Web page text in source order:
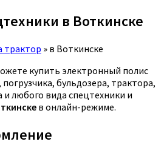
в Воткинске
трактор » в Воткинске
купить электронный полис
бульдозера, трактора,
и любого вида спецтехники и
в онлайн-режиме.